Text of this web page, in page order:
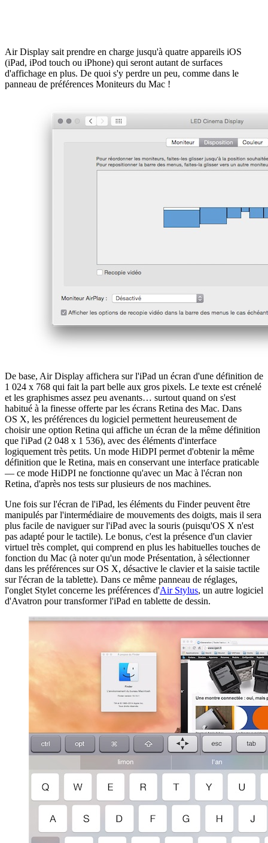
Air Display sait prendre en charge jusqu'à quatre appareils iOS
(iPad, iPod touch ou iPhone) qui seront autant de surfaces
d'affichage en plus. De quoi s'y perdre un peu, comme dans le
panneau de préférences Moniteurs du Mac !
De base, Air Display affichera sur l'iPad un écran d'une définition de
1 024 x 768 qui fait la part belle aux gros pixels. Le texte est crénelé
et les graphismes assez peu avenants… surtout quand on s'est
habitué à la finesse offerte par les écrans Retina des Mac. Dans
OS X, les préférences du logiciel permettent heureusement de
choisir une option Retina qui affiche un écran de la même définition
que l'iPad (2 048 x 1 536), avec des éléments d'interface
logiquement très petits. Un mode HiDPI permet d'obtenir la même
définition que le Retina, mais en conservant une interface praticable
— ce mode HiDPI ne fonctionne qu'avec un Mac à l'écran non
Retina, d'après nos tests sur plusieurs de nos machines.
Une fois sur l'écran de l'iPad, les éléments du Finder peuvent être
manipulés par l'intermédiaire de mouvements des doigts, mais il sera
plus facile de naviguer sur l'iPad avec la souris (puisqu'OS X n'est
pas adapté pour le tactile). Le bonus, c'est la présence d'un clavier
virtuel très complet, qui comprend en plus les habituelles touches de
fonction du Mac (à noter qu'un mode Présentation, à sélectionner
dans les préférences sur OS X, désactive le clavier et la saisie tactile
sur l'écran de la tablette). Dans ce même panneau de réglages,
l'onglet Stylet concerne les préférences d'Air Stylus, un autre logiciel
d'Avatron pour transformer l'iPad en tablette de dessin.